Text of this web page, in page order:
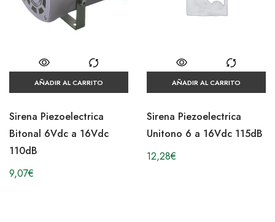
AÑADIR AL CARRITO
Sirena Piezoelectrica
Bitonal 6Vdc a 16Vdc
110dB
9,07€
AÑADIR AL CARRITO
Sirena Piezoelectrica
Unitono 6 a 16Vdc 115dB
12,28€